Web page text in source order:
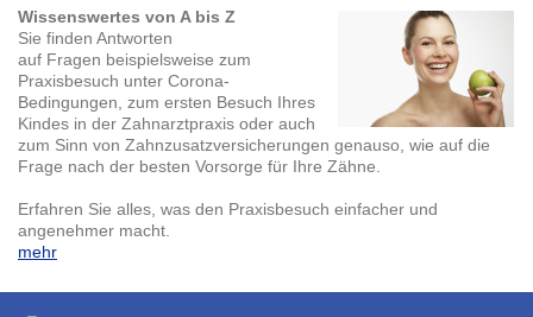
Wissenswertes von A bis Z
Sie finden Antworten
auf Fragen beispielsweise zum
Praxisbesuch unter Corona-
Bedingungen, zum ersten Besuch Ihres
Kindes in der Zahnarztpraxis oder auch
zum Sinn von Zahnzusatzversicherungen genauso, wie auf die
Frage nach der besten Vorsorge für Ihre Zähne.
Erfahren Sie alles, was den Praxisbesuch einfacher und
angenehmer macht.
mehr